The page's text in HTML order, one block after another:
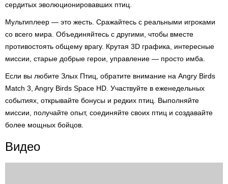
сердитых эволюционировавших птиц.
Мультиплеер — это жесть. Сражайтесь с реальными игроками
со всего мира. Объединяйтесь с другими, чтобы вместе
противостоять общему врагу. Крутая 3D графика, интересные
миссии, старые добрые герои, управление — просто имба.
Если вы любите Злых Птиц, обратите внимание на Angry Birds
Match 3, Angry Birds Space HD. Участвуйте в еженедельных
событиях, открывайте бонусы и редких птиц. Выполняйте
миссии, получайте опыт, соединяйте своих птиц и создавайте
более мощных бойцов.
Видео